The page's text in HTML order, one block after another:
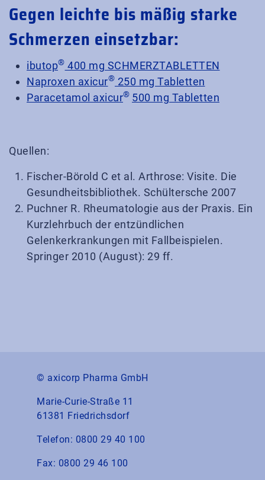
Gegen leichte bis mäßig starke
Schmerzen einsetzbar:
ibutop® 400 mg SCHMERZTABLETTEN
Naproxen axicur® 250 mg Tabletten
Paracetamol axicur® 500 mg Tabletten
Quellen:
Fischer-Börold C et al. Arthrose: Visite. Die
Gesundheitsbibliothek. Schültersche 2007
Puchner R. Rheumatologie aus der Praxis. Ein
Kurzlehrbuch der entzündlichen
Gelenkerkrankungen mit Fallbeispielen.
Springer 2010 (August): 29 ff.
© axicorp Pharma GmbH
Marie-Curie-Straße 11
61381 Friedrichsdorf
Telefon: 0800 29 40 100
Fax: 0800 29 46 100